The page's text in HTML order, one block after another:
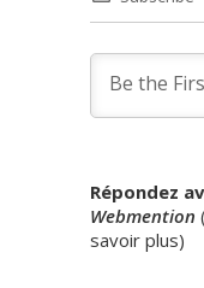
Répondez
Webmention (
savoir plus)